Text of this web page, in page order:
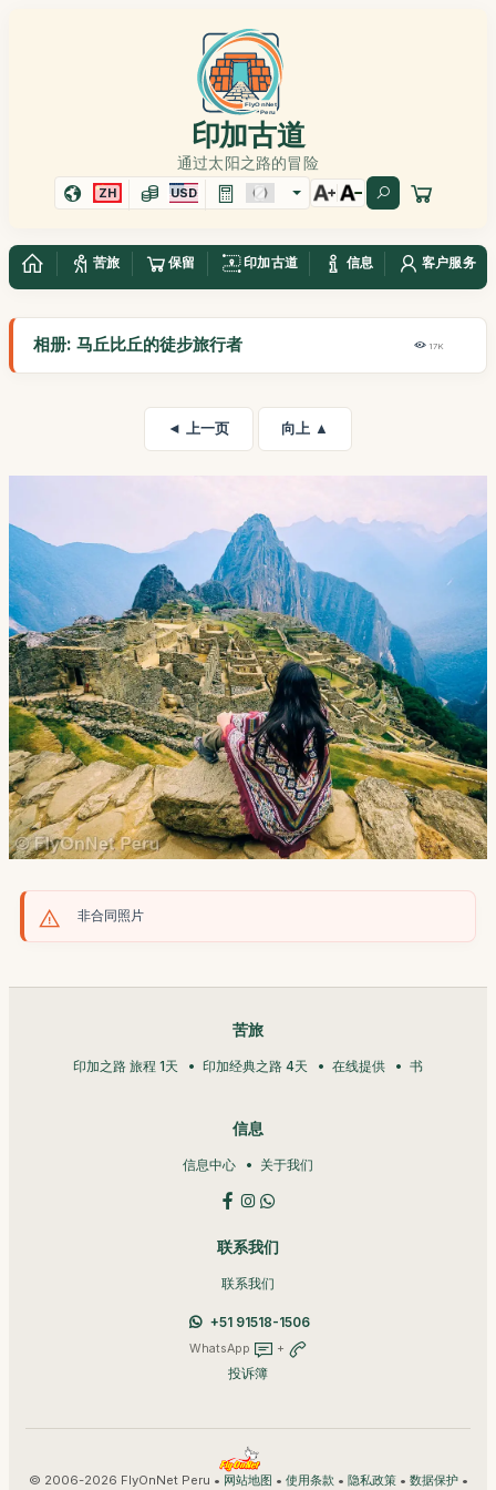
印加古道
通过太阳之路的冒险
ZH USD
苦旅 保留 印加古道 信息 客户服务
相册: 马丘比丘的徒步旅行者 17K
◄ 上一页 向上 ▲
非合同照片
苦旅
印加之路 旅程 1天 印加经典之路 4天 在线提供 书
信息
信息中心 关于我们
联系我们
联系我们
+51 91518-1506
WhatsApp +
投诉簿
© 2006-2026 FlyOnNet Peru • 网站地图 • 使用条款 • 隐私政策• 数据保护•